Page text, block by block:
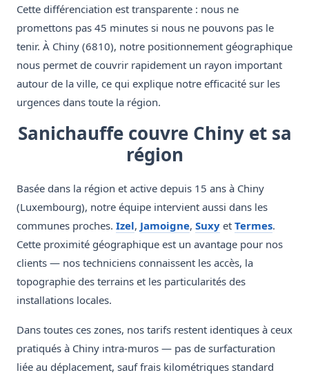
Cette différenciation est transparente : nous ne
promettons pas 45 minutes si nous ne pouvons pas le
tenir. À Chiny (6810), notre positionnement géographique
nous permet de couvrir rapidement un rayon important
autour de la ville, ce qui explique notre efficacité sur les
urgences dans toute la région.
Sanichauffe couvre Chiny et sa
région
Basée dans la région et active depuis 15 ans à Chiny
(Luxembourg), notre équipe intervient aussi dans les
communes proches. Izel, Jamoigne, Suxy et Termes.
Cette proximité géographique est un avantage pour nos
clients — nos techniciens connaissent les accès, la
topographie des terrains et les particularités des
installations locales.
Dans toutes ces zones, nos tarifs restent identiques à ceux
pratiqués à Chiny intra-muros — pas de surfacturation
liée au déplacement, sauf frais kilométriques standard